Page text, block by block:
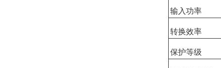
输入功率
转换效率
保护等级